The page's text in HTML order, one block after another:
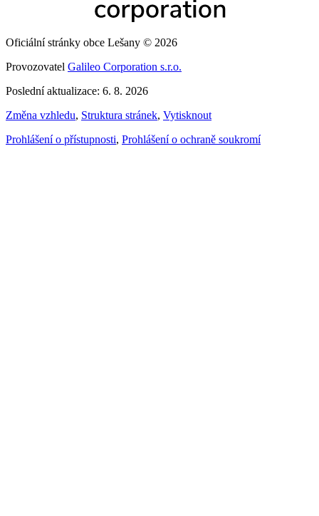
Oficiální stránky obce Lešany © 2026
Provozovatel Galileo Corporation s.r.o.
Poslední aktualizace: 6. 8. 2026
Změna vzhledu, Struktura stránek, Vytisknout
Prohlášení o přístupnosti, Prohlášení o ochraně soukromí